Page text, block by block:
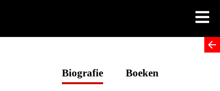
Biografie Boeken